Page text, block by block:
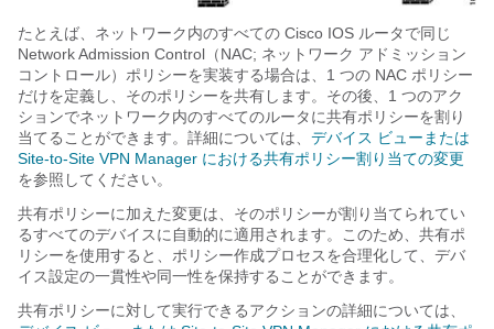
たとえば、ネットワーク内のすべての Cisco IOS ルータで同じ
Network Admission Control（NAC; ネットワーク アドミッション
コントロール）ポリシーを実装する場合は、1 つの NAC ポリシー
だけを定義し、そのポリシーを共有します。その後、1 つのアク
ションでネットワーク内のすべてのルータに共有ポリシーを割り
当てることができます。詳細については、 デバイス ビューまたは
Site-to-Site VPN Manager における共有ポリシー割り当ての変更
を参照してください。
共有ポリシーに加えた変更は、そのポリシーが割り当てられてい
るすべてのデバイスに自動的に適用されます。このため、共有ポ
リシーを使用すると、ポリシー作成プロセスを合理化して、デバ
イス設定の一貫性や同一性を保持することができます。
共有ポリシーに対して実行できるアクションの詳細については、